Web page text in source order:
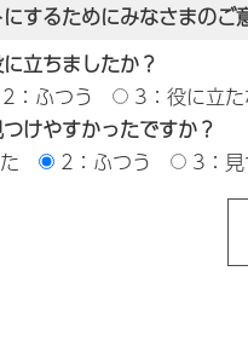
するためにみなさまのご
立ちましたか？
2：ふつう
3：役に立
けやすかったですか？
2：ふつう 3：